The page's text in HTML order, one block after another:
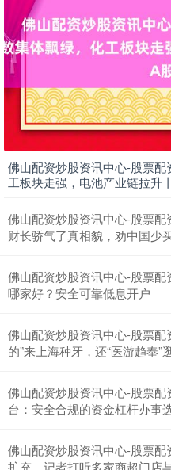
佛山配资炒股资讯中心-股票
工板块走强，电池产业链拉升
佛山配资炒股资讯中心-股票
财长骄气了真相貌，劝中国少
佛山配资炒股资讯中心-股票
哪家好？安全可靠低息开户
佛山配资炒股资讯中心-股票
的”来上海种牙，还“医游趋奉”
佛山配资炒股资讯中心-股票
台：安全合规的资金杠杆办事
佛山配资炒股资讯中心-股票
扩充，记者打听多家商超门店